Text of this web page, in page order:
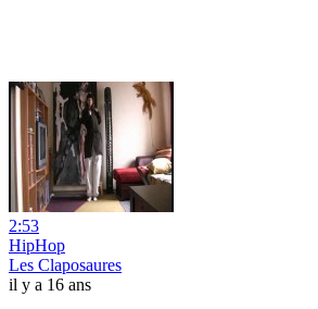
2:53
HipHop
Les Claposaures
il y a 16 ans